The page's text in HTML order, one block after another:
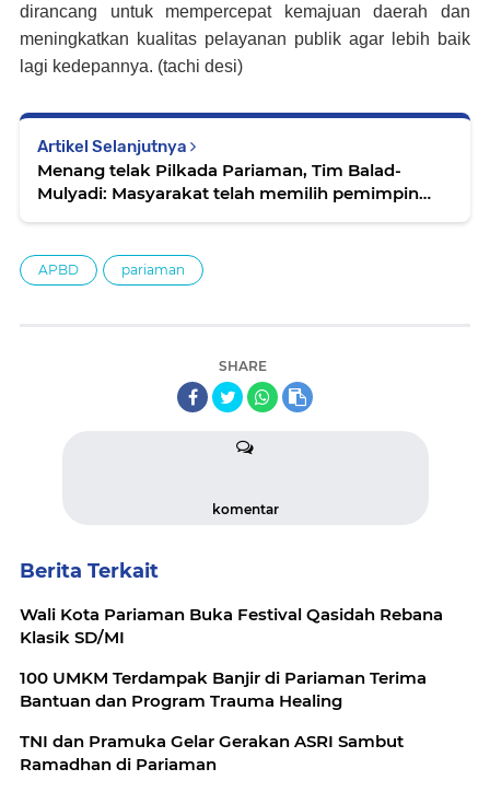
dirancang untuk mempercepat kemajuan daerah dan
meningkatkan kualitas pelayanan publik agar lebih baik
lagi kedepannya. (tachi desi)
Artikel Selanjutnya
Menang telak Pilkada Pariaman, Tim Balad-
Mulyadi: Masyarakat telah memilih pemimpin
APBD pariaman
SHARE
komentar
Berita Terkait
Wali Kota Pariaman Buka Festival Qasidah Rebana
Klasik SD/MI
100 UMKM Terdampak Banjir di Pariaman Terima
Bantuan dan Program Trauma Healing
TNI dan Pramuka Gelar Gerakan ASRI Sambut
Ramadhan di Pariaman